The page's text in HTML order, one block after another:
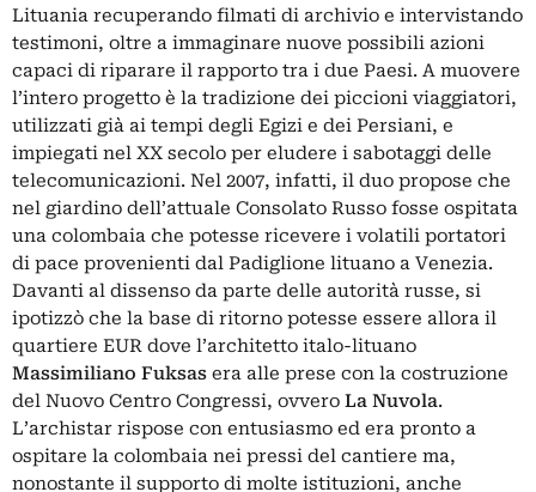
Lituania recuperando filmati di archivio e intervistando
testimoni, oltre a immaginare nuove possibili azioni
capaci di riparare il rapporto tra i due Paesi. A muovere
l’intero progetto è la tradizione dei piccioni viaggiatori,
utilizzati già ai tempi degli Egizi e dei Persiani, e
impiegati nel XX secolo per eludere i sabotaggi delle
telecomunicazioni. Nel 2007, infatti, il duo propose che
nel giardino dell’attuale Consolato Russo fosse ospitata
una colombaia che potesse ricevere i volatili portatori
di pace provenienti dal Padiglione lituano a Venezia.
Davanti al dissenso da parte delle autorità russe, si
ipotizzò che la base di ritorno potesse essere allora il
quartiere EUR dove l’architetto italo-lituano
Massimiliano Fuksas era alle prese con la costruzione
del Nuovo Centro Congressi, ovvero La Nuvola.
L’archistar rispose con entusiasmo ed era pronto a
ospitare la colombaia nei pressi del cantiere ma,
nonostante il supporto di molte istituzioni, anche